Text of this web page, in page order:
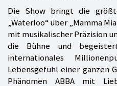
Die Show bringt die
„Waterloo“ über „Mamma
mit musikalischer Präzision
die Bühne und
internationales
Lebensgefühl einer ganzen
Phänomen ABBA mit